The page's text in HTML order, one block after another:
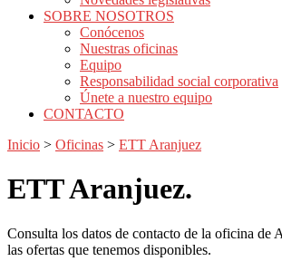
SOBRE NOSOTROS
Conócenos
Nuestras oficinas
Equipo
Responsabilidad social corporativa
Únete a nuestro equipo
CONTACTO
Inicio > Oficinas > ETT Aranjuez
ETTAranjuez.
Consulta los datos de contacto de la oficina de
las ofertas que tenemos disponibles.